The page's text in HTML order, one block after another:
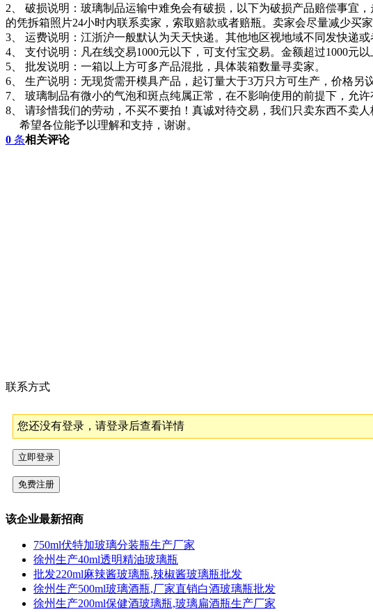
2、 破损说明：玻璃制品运输中难免会有破损，以下为破损产品赔偿事宜
的凭拆箱照片24小时内联系卖家，索取赔款或者赔瓶。卖家会尽量减少买
3、 运费说明：江浙沪一般默认为天天快递。其他地区视地域不同发快递
4、 支付说明：凡在线交易1000元以下，可支付宝交易。金额超过1000元以
5、 批发说明：一箱以上方可多产品混批，具体装箱数量寻卖家。
6、 生产说明：无现货需开模具产品，起订量大于3万只方可生产，价格另议
7、 玻璃制品有微小的气泡和斑点纯属正常，在不影响使用的前提下，允许
8、 请珍惜我们的劳动，不买不要拍！真诚对待交易，我们只卖东西不卖人
希望各位能予以理解和支持，谢谢。
0 条相关评论
联系方式
您还没有登录，请登录后查看详情
该企业最新招商
750ml伏特加玻璃分装瓶生产厂家
徐州生产40ml透明精油玻璃瓶
批发220ml麻辣酱玻璃瓶,辣椒酱玻璃瓶批发
徐州生产500ml玻璃酒瓶,厂家直销白酒玻璃瓶批发
徐州生产200ml保健酒玻璃瓶,玻璃扁酒瓶生产厂家